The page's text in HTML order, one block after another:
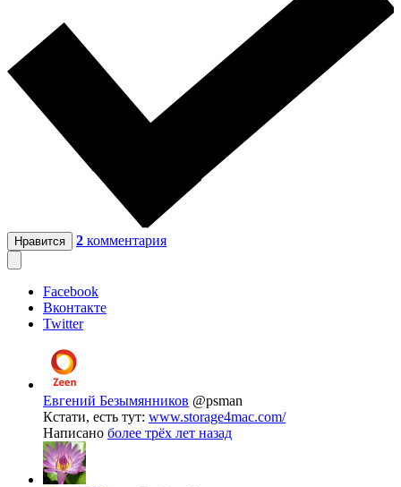
Нравится 2 комментария
Facebook
Вконтакте
Twitter
Евгений Безымянников @psman
Кстати, есть тут: www.storage4mac.com/
Написано более трёх лет назад